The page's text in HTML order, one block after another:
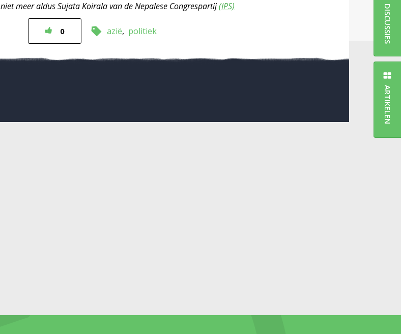
niet meer aldus Sujata Koirala van de Nepalese Congrespartij(IPS)
0 azië politiek DISCUSSIES
ARTIKELEN